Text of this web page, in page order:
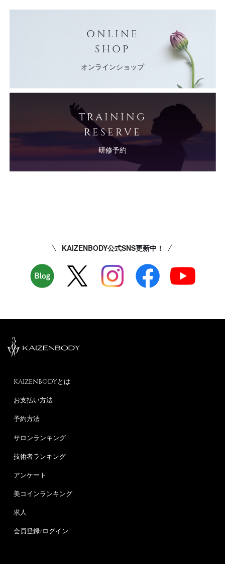
ONLINE
SHOP
オンラインショップ
TRAINING
RESERVE
研修予約
KAIZENBODY公式SNS更新中！
KAIZENBODYとは
お支払い方法
予約方法
サロンランキング
技術者ランキング
アンケート
美コインランキング
求人
会員登録/ログイン